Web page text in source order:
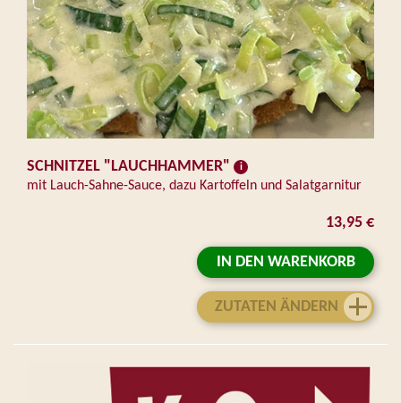
SCHNITZEL "LAUCHHAMMER"
mit Lauch-Sahne-Sauce, dazu Kartoffeln und Salatgarnitur
13,95 €
IN DEN WARENKORB
ZUTATEN ÄNDERN